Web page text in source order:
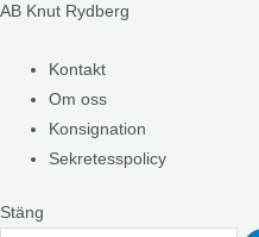
AB Knut Rydberg
Kontakt
Om oss
Konsignation
Sekretesspolicy
Stäng